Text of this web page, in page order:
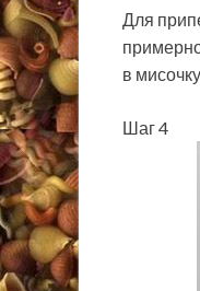
Для
в мисочку.
Шаг 4